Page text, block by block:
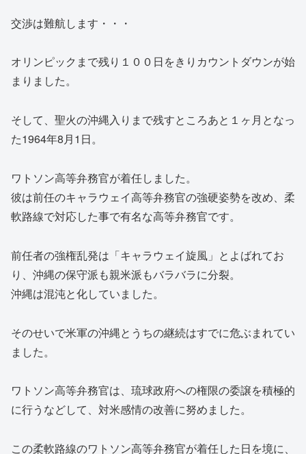
交渉は難航します・・・
オリンピックまで残り１００日をきりカウントダウンが始
まりました。
そして、聖火の沖縄入りまで残すところあと１ヶ月となっ
た1964年8月1日。
ワトソン高等弁務官が着任しました。
彼は前任のキャラウェイ高等弁務官の強硬姿勢を改め、柔
軟路線で対応した事で有名な高等弁務官です。
前任者の強権乱発は「キャラウェイ旋風」とよばれてお
り、沖縄の保守派も親米派もバラバラに分裂。
沖縄は混沌と化していました。
そのせいで米軍の沖縄とうちの継続はすでに危ぶまれてい
ました。
ワトソン高等弁務官は、琉球政府への権限の委譲を積極的
に行うなどして、対米感情の改善に努めました。
この柔軟路線のワトソン高等弁務官が着任した日を境に、